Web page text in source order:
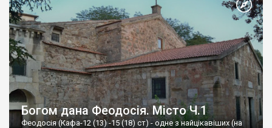
Богом дана Феодосія. Місто Ч.1
Феодосія (Кафа-12 (13) -15 (18) ст) - одне з найцікавіших (на